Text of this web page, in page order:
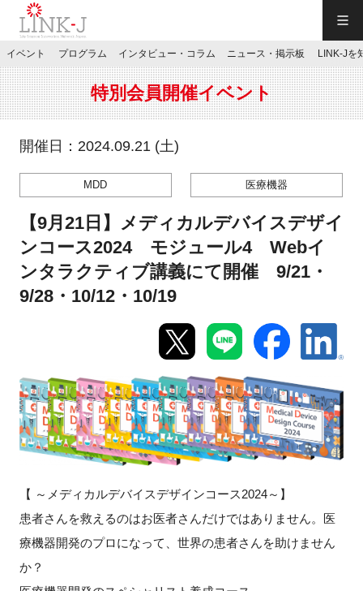
JP／EN
特別会員専用メニュー
施設ご予約
お問い合わせ
新規登録
イベント
インタビュー・コラム
ニュース・掲示板
イベント プログラム インタビュー・コラム ニュース・掲示板 LINK-Jを
特別会員開催イベント
開催日：2024.09.21 (土)
MDD 医療機器
【9月21日】メディカルデバイスデザイ
ンコース2024 モジュール4 Webイ
ンタラクティブ講義にて開催 9/21・
9/28・10/12・10/19
【 ～メディカルデバイスデザインコース2024～】
患者さんを救えるのはお医者さんだけではありません。医
療機器開発のプロになって、世界の患者さんを助けません
か？